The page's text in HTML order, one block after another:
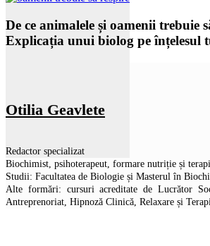
De ce animalele și oamenii trebuie
Explicația unui biolog pe înțelesul
Otilia Geavlete
Redactor specializat
Biochimist, psihoterapeut, formare nutriție și
Studii: Facultatea de Biologie și Masterul în
Alte formări: cursuri acreditate de Lucrător
Antreprenoriat, Hipnoză Clinică, Relaxare și